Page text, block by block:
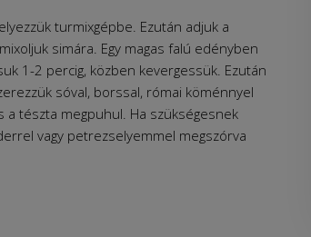
turmixgépbe. Ezután adjuk a
simára. Egy magas falú edényben
1-2 percig, közben kevergessük. Ezután
sóval, borssal, római köménnyel
a tészta megpuhul. Ha szükségesnek
vagy petrezselyemmel megszórva